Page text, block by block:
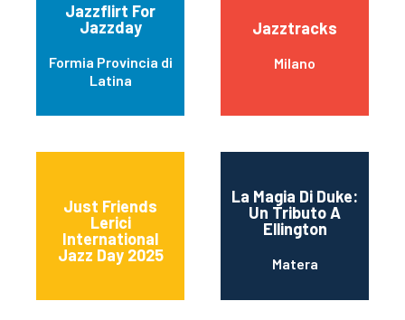
Jazzflirt For
Jazzday
Formia Provincia di
Latina
Jazztracks
Milano
Just Friends
Lerici
International
Jazz Day 2025
La Magia Di Duke:
Un Tributo A
Ellington
Matera